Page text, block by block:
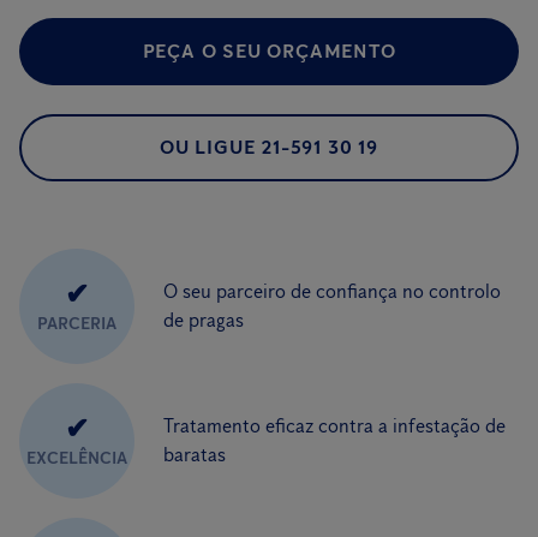
PEÇA O SEU ORÇAMENTO
OU LIGUE 21-591 30 19
✔
PARCERIA
O seu parceiro de confiança no controlo
de pragas
✔
EXCELÊNCIA
Tratamento eficaz contra a infestação de
baratas